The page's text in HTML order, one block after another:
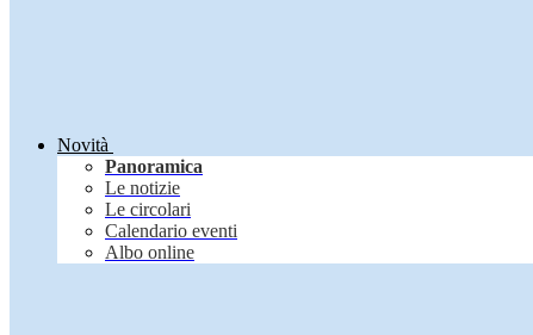
Novità
Panoramica
Le notizie
Le circolari
Calendario eventi
Albo online